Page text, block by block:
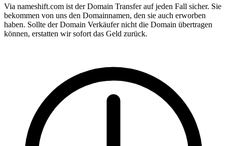
Via nameshift.com ist der Domain Transfer auf jeden Fall sicher. Sie
bekommen von uns den Domainnamen, den sie auch erworben
haben. Sollte der Domain Verkäufer nicht die Domain übertragen
können, erstatten wir sofort das Geld zurück.